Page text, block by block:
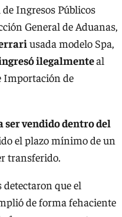
Ingresos Públicos
General de Aduanas,
usada modelo Spa,
ilegalmenteal
Importación de
ser vendido dentro del
el plazo mínimo de un
transferido.
detectaron que el
de forma fehaciente